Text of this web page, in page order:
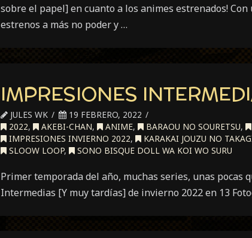
sobre el papel] en cuanto a los animes estrenados!
estrenos a más no poder y …
IMPRESIONES
JULES WK
19 FEBRERO, 2022
2022, AKEBI-CHAN, ANIME, BARAOU NO SOURETSU,
IMPRESIONES INVIERNO 2022, KARAKAI JOUZU NO
SLOOW LOOP, SONO BISQUE DOLL WA KOI WO SURU
Primer temporada del año, muchas series, unas pocas
Intermedias [Y muy tardías] de invierno 2022 en 13